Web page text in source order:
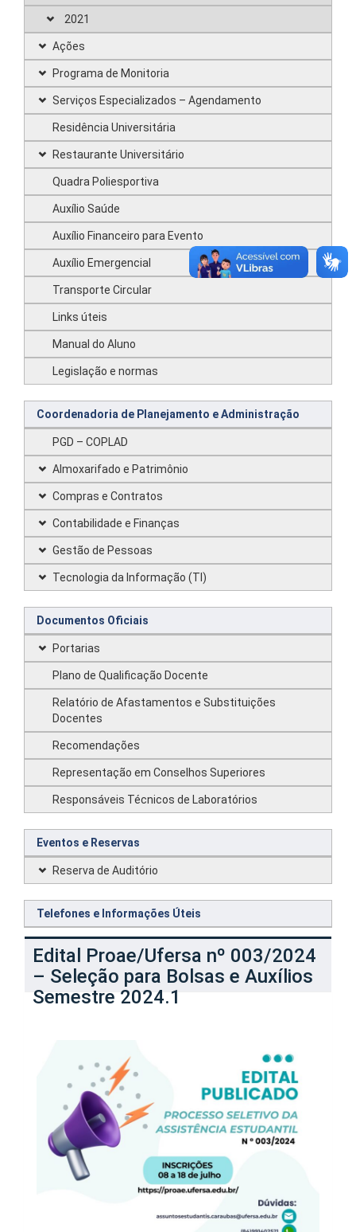
2021
Ações
Programa de Monitoria
Serviços Especializados – Agendamento
Residência Universitária
Restaurante Universitário
Quadra Poliesportiva
Auxílio Saúde
Auxílio Financeiro para Evento
Auxílio Emergencial
Transporte Circular
Links úteis
Manual do Aluno
Legislação e normas
Coordenadoria de Planejamento e Administração
PGD – COPLAD
Almoxarifado e Patrimônio
Compras e Contratos
Contabilidade e Finanças
Gestão de Pessoas
Tecnologia da Informação (TI)
Documentos Oficiais
Portarias
Plano de Qualificação Docente
Relatório de Afastamentos e Substituições
Docentes
Recomendações
Representação em Conselhos Superiores
Responsáveis Técnicos de Laboratórios
Eventos e Reservas
Reserva de Auditório
Telefones e Informações Úteis
Edital Proae/Ufersa nº 003/2024
– Seleção para Bolsas e Auxílios
Semestre 2024.1